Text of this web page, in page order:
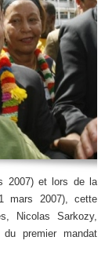
2007) et lors de la
mars 2007), cette
Nicolas Sarkozy,
premier mandat